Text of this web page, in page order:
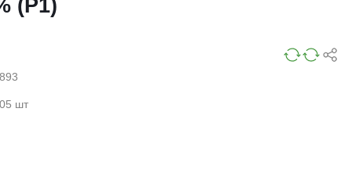
(Р1)
шт